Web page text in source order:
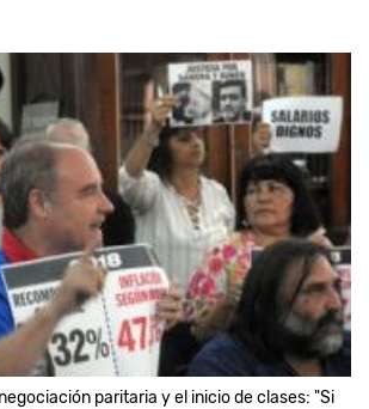
paritaria y el inicio de clases: "Si